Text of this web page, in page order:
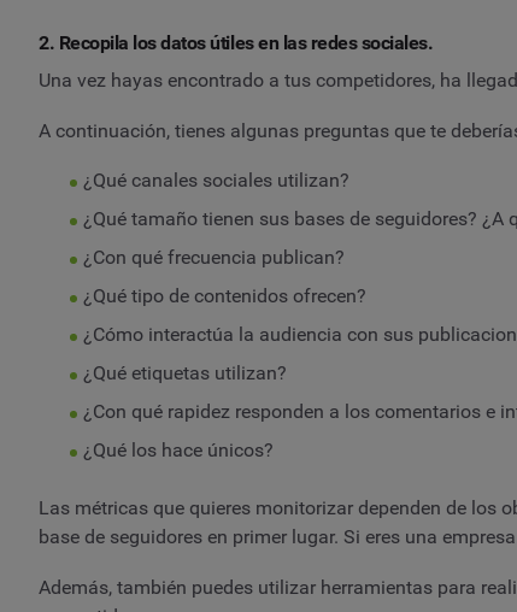
2. Recopila los datos útiles en las redes sociales.
Una vez hayas encontrado a tus competidores, ha
A continuación, tienes algunas preguntas que te
¿Qué canales sociales utilizan?
¿Qué tamaño tienen sus bases de seguidores? ¿A
¿Con qué frecuencia publican?
¿Qué tipo de contenidos ofrecen?
¿Cómo interactúa la audiencia con sus
¿Qué etiquetas utilizan?
¿Con qué rapidez responden a los comentarios e
¿Qué los hace únicos?
Las métricas que quieres monitorizar dependen de los
base de seguidores en primer lugar. Si eres una
Además, también puedes utilizar herramientas para